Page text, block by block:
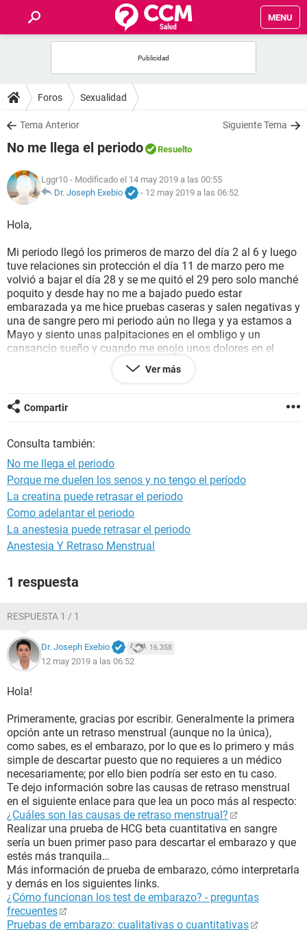
MENU
FOROS
SALUD
NUTRICIÓN
BIENESTAR
SEXUALIDAD
GLOSARIO
Foros Sexualidad
Tema Anterior Siguiente Tema
No me llega el periodo Resuelto
Lggr10 - Modificado el 14 may 2019 a las 00:55
Dr. Joseph Exebio
- 12 may 2019 a las 06:52
Hola,
Mi periodo llegó los primeros de marzo del día 2 al 6 y luego
tuve relaciones sin protección el día 11 de marzo pero me
volvió a bajar el día 28 y se me quitó el 29 pero solo manché
poquito y desde hay no me a bajado puedo estar
embarazada ya me hice pruebas caseras y salen negativas y
una de sangre pero mi periodo aún no llega y ya estamos a
Mayo y siento unas palpitaciones en el ombligo y un
cansancio sueño y cuando me enojo unos dolores en el
vientre y e tenido un dolor de cabeza no se que me pase.
Ver más
Compartir
Consulta también:
No me llega el periodo
Porque me duelen los senos y no tengo el período
La creatina puede retrasar el periodo
Como adelantar el periodo
La anestesia puede retrasar el periodo
Anestesia Y Retraso Menstrual
1 respuesta
RESPUESTA 1 / 1
Dr. Joseph Exebio 16.358
12 may 2019 a las 06:52
Hola!
Primeramente, gracias por escribir. Generalmente la primera
opción ante un retraso menstrual (aunque no la única),
como sabes, es el embarazo, por lo que es lo primero y más
simple de descartar puesto que no requieres a un médico
necesariamente; por ello bien podría ser esto en tu caso.
Te dejo información sobre las causas de retraso menstrual
en el siguiente enlace para que lea un poco más al respecto:
¿Cuáles son las causas de retraso menstrual?
Realizar una prueba de HCG beta cuantitativa en sangre
sería un buen primer paso para descartar el embarazo y que
estés más tranquila…
Más información de prueba de embarazo, cómo interpretarla
y demás en los siguientes links.
¿Cómo funcionan los test de embarazo? - preguntas
frecuentes
Pruebas de embarazo: cualitativas o cuantitativas